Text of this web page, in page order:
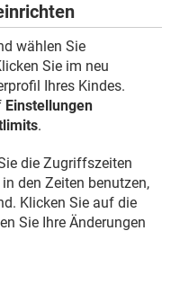
wählen Sie
Sie im neu
Ihres Kindes.
Einstellungen
.
die Zugriffszeiten
den Zeiten benutzen,
Klicken Sie auf die
Sie Ihre Änderungen